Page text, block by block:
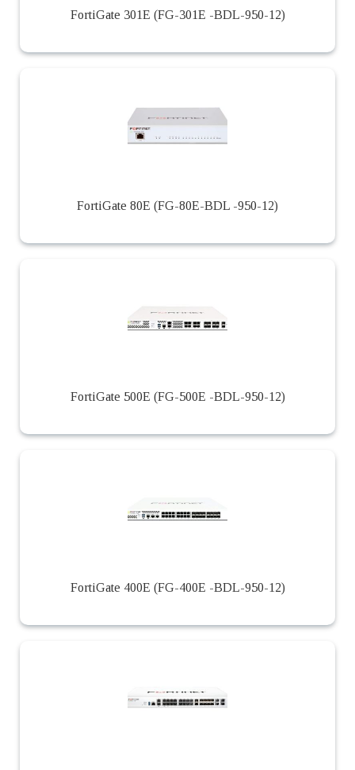
FortiGate 301E (FG-301E -BDL-950-12)
FortiGate 80E (FG-80E-BDL -950-12)
FortiGate 500E (FG-500E -BDL-950-12)
FortiGate 400E (FG-400E -BDL-950-12)